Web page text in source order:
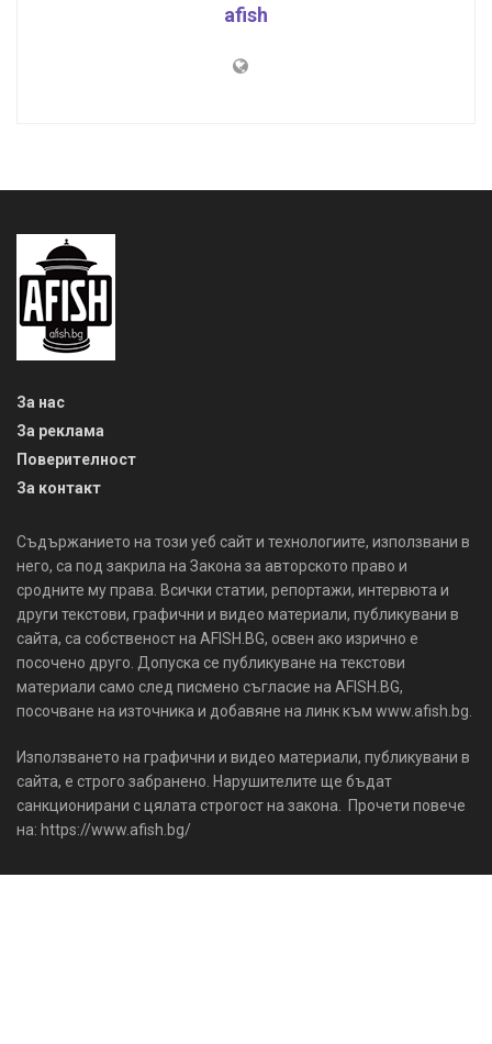
afish
За нас
За реклама
Поверителност
За контакт
Съдържанието на този уеб сайт и технологиите, използвани в
него, са под закрила на Закона за авторското право и
сродните му права. Всички статии, репортажи, интервюта и
други текстови, графични и видео материали, публикувани в
сайта, са собственост на AFISH.BG, освен ако изрично е
посочено друго. Допуска се публикуване на текстови
материали само след писмено съгласие на AFISH.BG,
посочване на източника и добавяне на линк към www.afish.bg.
Използването на графични и видео материали, публикувани в
сайта, е строго забранено. Нарушителите ще бъдат
санкционирани с цялата строгост на закона. Прочети повече
на: https://www.afish.bg/